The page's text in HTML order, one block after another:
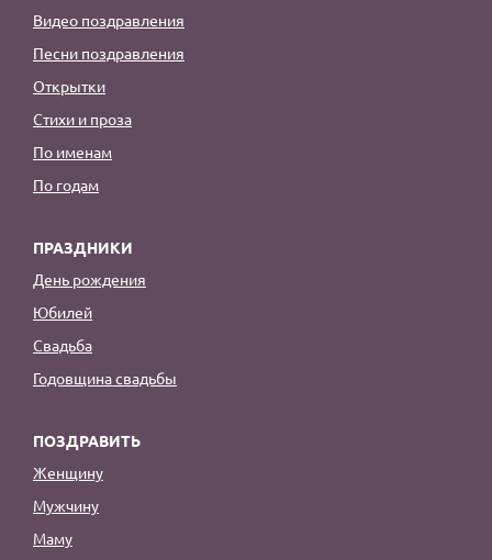
Видео поздравления
Песни поздравления
Открытки
Стихи и проза
По именам
По годам
ПРАЗДНИКИ
День рождения
Юбилей
Свадьба
Годовщина свадьбы
ПОЗДРАВИТЬ
Женщину
Мужчину
Маму